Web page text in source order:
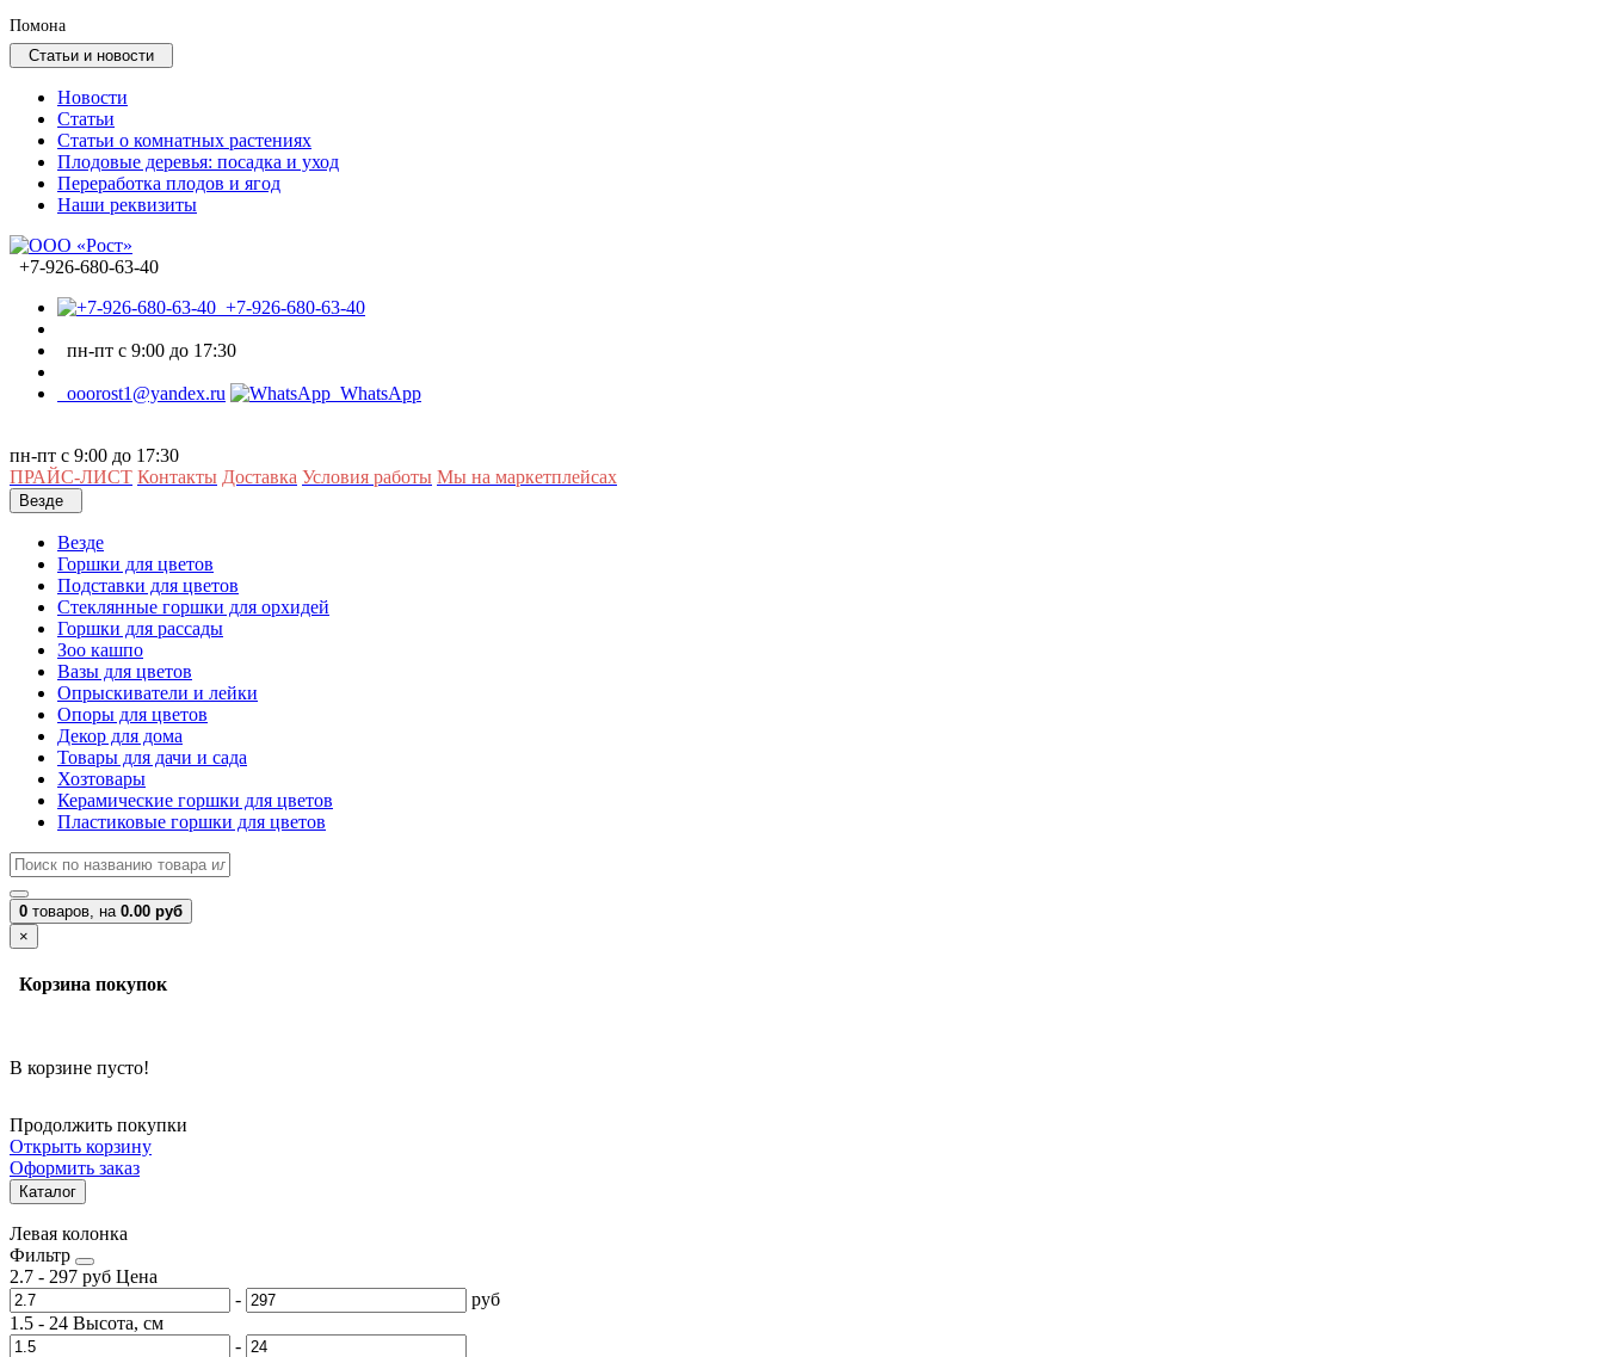
Помона
Статьи и новости
Новости
Статьи
Статьи о комнатных растениях
Плодовые деревья: посадка и уход
Переработка плодов и ягод
Наши реквизиты
+7-926-680-63-40
+7-926-680-63-40
пн-пт с 9:00 до 17:30
ooorost1@yandex.ru WhatsApp
пн-пт с 9:00 до 17:30
ПРАЙС-ЛИСТ Контакты Доставка Условия работы Мы на маркетплейсах
Везде
Везде
Горшки для цветов
Подставки для цветов
Стеклянные горшки для орхидей
Горшки для рассады
Зоо кашпо
Вазы для цветов
Опрыскиватели и лейки
Опоры для цветов
Декор для дома
Товары для дачи и сада
Хозтовары
Керамические горшки для цветов
Пластиковые горшки для цветов
0 товаров, на 0.00 руб
×
Корзина покупок
В корзине пусто!
Продолжить покупки
Открыть корзину
Оформить заказ
Каталог
Левая колонка
Фильтр
2.7 - 297 руб Цена
-
руб
1.5 - 24 Высота, см
-